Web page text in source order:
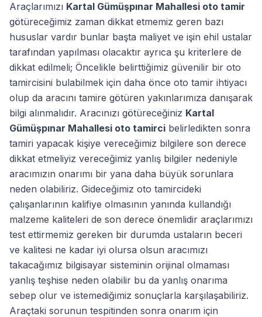
Araçlarımızı Kartal Gümüşpınar Mahallesi oto tamir
götüreceğimiz zaman dikkat etmemiz geren bazı
hususlar vardır bunlar başta maliyet ve işin ehil ustalar
tarafından yapılması olacaktır ayrıca şu kriterlere de
dikkat edilmeli; Öncelikle belirttiğimiz güvenilir bir oto
tamircisini bulabilmek için daha önce oto tamir ihtiyacı
olup da aracını tamire götüren yakınlarımıza danışarak
bilgi alınmalıdır. Aracınızı götüreceğiniz Kartal
Gümüşpınar Mahallesi oto tamirci belirledikten sonra
tamiri yapacak kişiye vereceğimiz bilgilere son derece
dikkat etmeliyiz vereceğimiz yanlış bilgiler nedeniyle
aracımızın onarımı bir yana daha büyük sorunlara
neden olabiliriz. Gideceğimiz oto tamircideki
çalışanlarının kalifiye olmasının yanında kullandığı
malzeme kaliteleri de son derece önemlidir araçlarımızı
test ettirmemiz gereken bir durumda ustaların beceri
ve kalitesi ne kadar iyi olursa olsun aracımızı
takacağımız bilgisayar sisteminin orijinal olmaması
yanlış teşhise neden olabilir bu da yanlış onarıma
sebep olur ve istemediğimiz sonuçlarla karşılaşabiliriz.
Araçtaki sorunun tespitinden sonra onarım için